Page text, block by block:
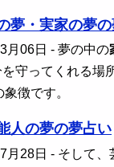
夢・実家の夢
月06日 - 夢の中の
守ってくれる場
徴です。
人の夢の夢占い
月28日 - そして、